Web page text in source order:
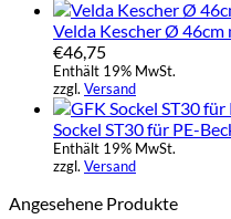
Velda Kescher Ø 46cm
€46,75
Enthält 19% MwSt.
zzgl. Versand
Sockel ST30 für PE-
Enthält 19% MwSt.
zzgl. Versand
Angesehene Produkte